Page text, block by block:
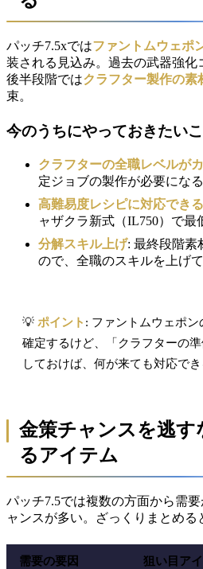
パッチ7.5xではファントムウェポ
装される見込み。過去の武器強化
後半段階ではクラフター製作の素
束。
今のうちにやっておきたい
クラフターの全職レベルが
定ジョブの製作が必要にな
高難易度レシピに対応でき
ャザクラ新式（IL750）で最
分解スキル上げ: 最終段階素
ので、全職のスキルを上げ
💡 ポイント : ファントムウェポ
確定するけど、「クラフターの
しておけば、何が来ても対応でき
金策チャンスを逃す
るアイテム
パッチ7.5では複数の方面から需
ャンスが多い。ざっくりまとめる
需要の要因 狙い目ア